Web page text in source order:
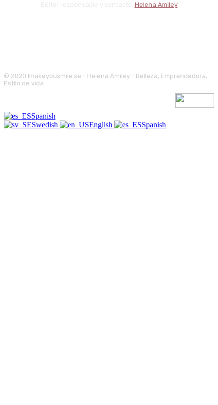
Helena Amiley
© 2020 Imakeyousmile.se - Helena Amiley - Belleza, Emprendedora,
Estilo de vida
Spanish
Swedish
English Spanish